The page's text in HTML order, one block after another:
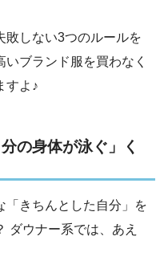
敗しない3つのルールを
ブランド服を買わなく
すよ♪
の身体が泳ぐ」く
「きちんとした自分」を
ダウナー系では、あえ